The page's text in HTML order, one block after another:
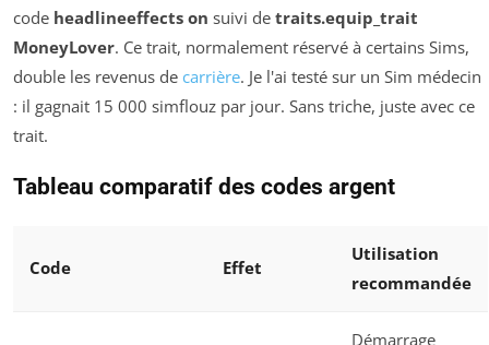
code headlineeffects on suivi de traits.equip_trait
MoneyLover. Ce trait, normalement réservé à certains Sims,
double les revenus de carrière. Je l'ai testé sur un Sim médecin
: il gagnait 15 000 simflouz par jour. Sans triche, juste avec ce
trait.
Tableau comparatif des codes argent
Code Effet
Utilisation
recommandée
Démarrage